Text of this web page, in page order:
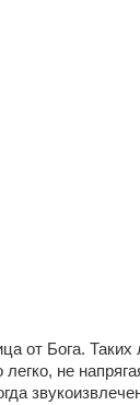
от Бога.
не